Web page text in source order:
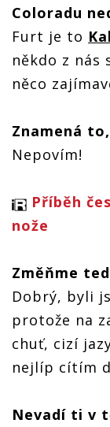
Coloradu
Furt je to
někdo z nás
něco
Znamená
Nepovím!
Příběh
nože
Změňme
Dobrý, byli
protože na
chuť, cizí
nejlíp cítím
Nevadí ti v